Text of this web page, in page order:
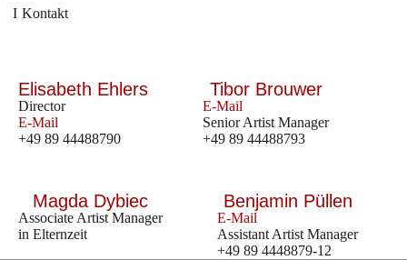
Kontakt
Elisabeth Ehlers
Director
E-Mail
+49 89 44488790
Tibor Brouwer
E-Mail
Senior Artist Manager
+49 89 44488793
Magda Dybiec
Associate Artist Manager
in Elternzeit
Benjamin Püllen
E-Mail
Assistant Artist Manager
+49 89 4448879-12